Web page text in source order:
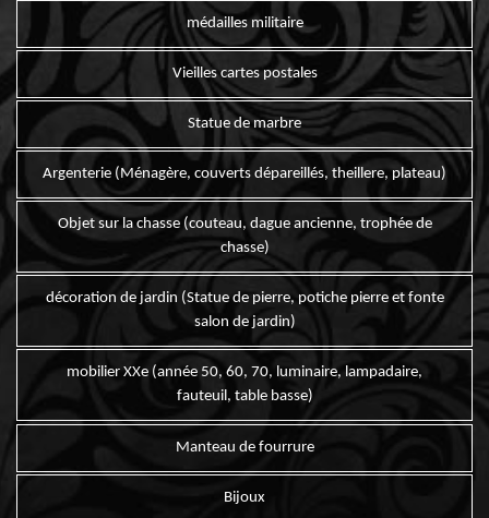
médailles militaire
Vieilles cartes postales
Statue de marbre
Argenterie (Ménagère, couverts dépareillés, theillere, plateau)
Objet sur la chasse (couteau, dague ancienne, trophée de
chasse)
décoration de jardin (Statue de pierre, potiche pierre et fonte
salon de jardin)
mobilier XXe (année 50, 60, 70, luminaire, lampadaire,
fauteuil, table basse)
Manteau de fourrure
Bijoux